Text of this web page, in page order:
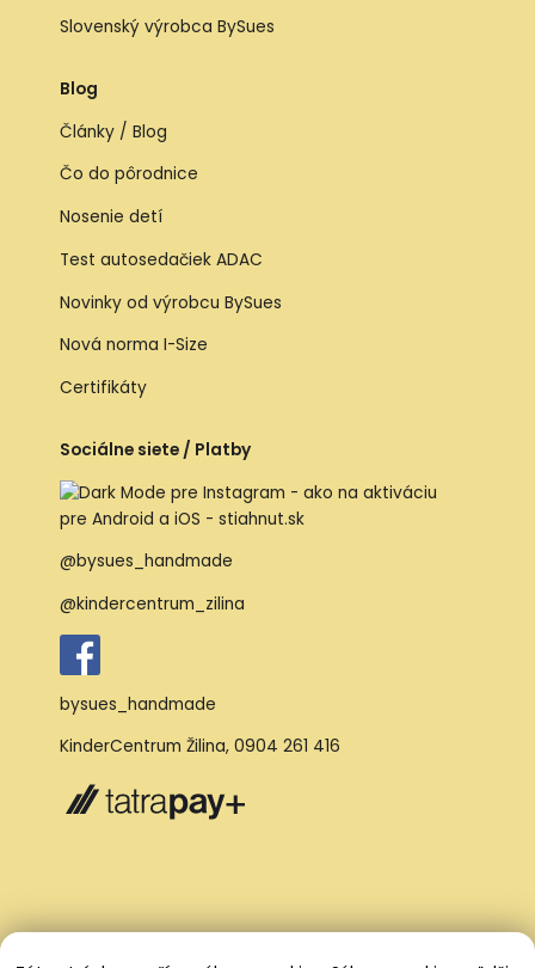
Slovenský výrobca BySues
Blog
Články / Blog
Čo do pôrodnice
Nosenie detí
Test autosedačiek ADAC
Novinky od výrobcu BySues
Nová norma I-Size
Certifikáty
Sociálne siete / Platby
@bysues_handmade
@kindercentrum_zilina
bysues_handmade
KinderCentrum Žilina, 0904 261 416